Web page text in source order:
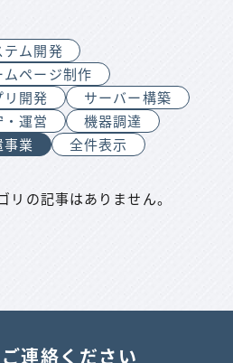
テム開発
ムページ制作
リ開発
サーバー構築
・運営
機器調達
事業
全件表示
の記事はありません。
連絡ください